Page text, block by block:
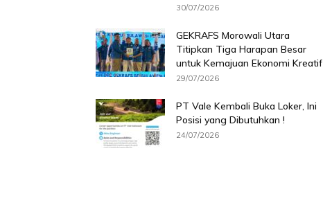
30/07/2026
GEKRAFS Morowali Utara
Titipkan Tiga Harapan Besar
untuk Kemajuan Ekonomi Kreatif
29/07/2026
PT Vale Kembali Buka Loker, Ini
Posisi yang Dibutuhkan !
24/07/2026